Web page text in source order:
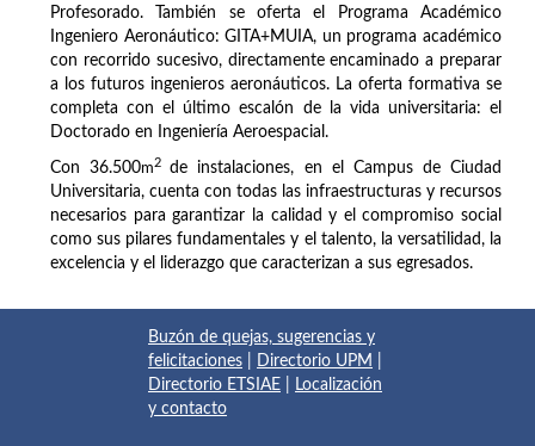
Profesorado. También se oferta el Programa Académico
Ingeniero Aeronáutico: GITA+MUIA, un programa académico
con recorrido sucesivo, directamente encaminado a preparar
a los futuros ingenieros aeronáuticos. La oferta formativa se
completa con el último escalón de la vida universitaria: el
Doctorado en Ingeniería Aeroespacial.
Con 36.500m2
de instalaciones, en el Campus de Ciudad
Universitaria, cuenta con todas las infraestructuras y recursos
necesarios para garantizar la calidad y el compromiso social
como sus pilares fundamentales y el talento, la versatilidad, la
excelencia y el liderazgo que caracterizan a sus egresados.
Buzón de quejas, sugerencias y
felicitaciones
Directorio UPM
Directorio ETSIAE
Localización
y contacto